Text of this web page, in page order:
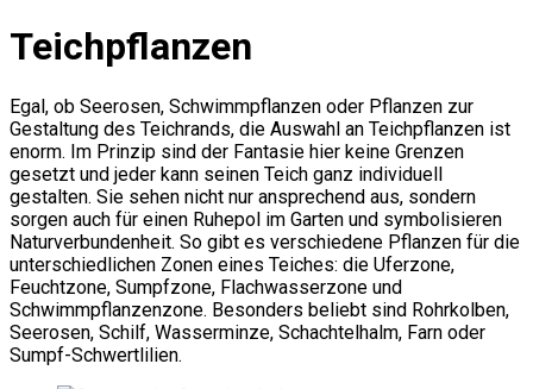
Teichpflanzen
Egal, ob Seerosen, Schwimmpflanzen oder Pflanzen zur
Gestaltung des Teichrands, die Auswahl an Teichpflanzen ist
enorm. Im Prinzip sind der Fantasie hier keine Grenzen
gesetzt und jeder kann seinen Teich ganz individuell
gestalten. Sie sehen nicht nur ansprechend aus, sondern
sorgen auch für einen Ruhepol im Garten und symbolisieren
Naturverbundenheit. So gibt es verschiedene Pflanzen für die
unterschiedlichen Zonen eines Teiches: die Uferzone,
Feuchtzone, Sumpfzone, Flachwasserzone und
Schwimmpflanzenzone. Besonders beliebt sind Rohrkolben,
Seerosen, Schilf, Wasserminze, Schachtelhalm, Farn oder
Sumpf-Schwertlilien.